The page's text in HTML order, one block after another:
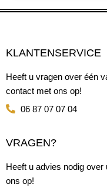
KLANTENSERVICE
Heeft u vragen over één
contact met ons op!
06 87 07 07 04
VRAGEN?
Heeft u advies nodig
ons op!